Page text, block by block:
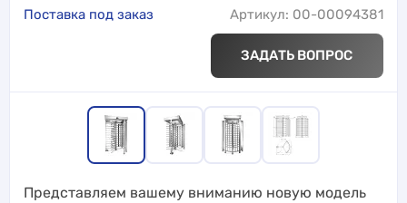
Поставка под заказ Артикул: 00-00094381
ЗАДАТЬ ВОПРОС
Представляем вашему вниманию новую модель